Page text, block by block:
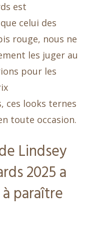
est
celui des
rouge, nous ne
les juger au
pour les
ces looks ternes
toute occasion.
Lindsey
2025 a
paraître